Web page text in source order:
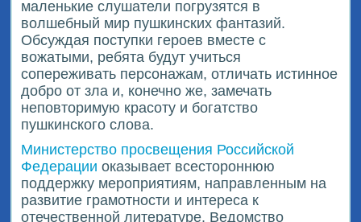
маленькие слушатели погрузятся в
волшебный мир пушкинских фантазий.
Обсуждая поступки героев вместе с
вожатыми, ребята будут учиться
сопереживать персонажам, отличать истинное
добро от зла и, конечно же, замечать
неповторимую красоту и богатство
пушкинского слова.
Министерство просвещения Российской
Федерации оказывает всестороннюю
поддержку мероприятиям, направленным на
развитие грамотности и интереса к
отечественной литературе. Ведомство